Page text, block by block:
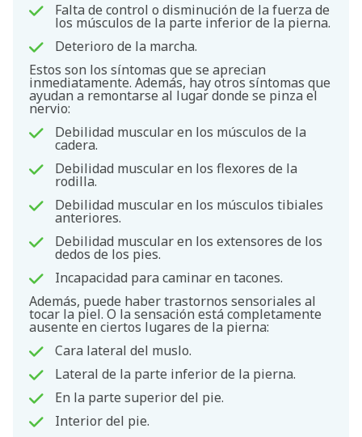
Falta de control o disminución de la fuerza de
los músculos de la parte inferior de la pierna.
Deterioro de la marcha.
Estos son los síntomas que se aprecian
inmediatamente. Además, hay otros síntomas que
ayudan a remontarse al lugar donde se pinza el
nervio:
Debilidad muscular en los músculos de la
cadera.
Debilidad muscular en los flexores de la
rodilla.
Debilidad muscular en los músculos tibiales
anteriores.
Debilidad muscular en los extensores de los
dedos de los pies.
Incapacidad para caminar en tacones.
Además, puede haber trastornos sensoriales al
tocar la piel. O la sensación está completamente
ausente en ciertos lugares de la pierna:
Cara lateral del muslo.
Lateral de la parte inferior de la pierna.
En la parte superior del pie.
Interior del pie.